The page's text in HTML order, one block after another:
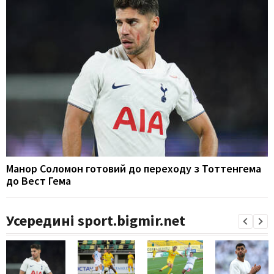
Манор Соломон готовий до переходу з Тоттенгема
до Вест Гема
Усередині sport.bigmir.net